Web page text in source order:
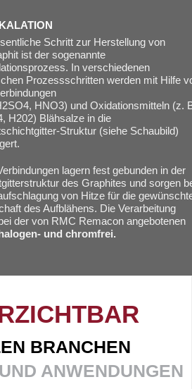
Schritt zur Herstellung von
ist der sogenannte
In verschiedenen
Prozessschritten werden mit Hilfe
HNO3) und Oxidationsmitteln (z.
H202) Blähsalze in die
Struktur (siehe Schaubild)
lagern fest gebunden in der
des Graphites und sorgen
von Hitze für die
des Aufblähens. Die Verarbeitung
der von RMC Remacon angebotenen
und chromfrei.
BRANCHEN
ANWENDUNGEN